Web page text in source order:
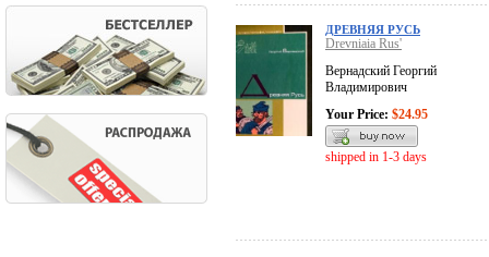
ДРЕВНЯЯ РУСЬ
Drevniaia Rus'
Вернадский Георгий
Владимирович
Your Price: $24.95
shipped in 1-3 days